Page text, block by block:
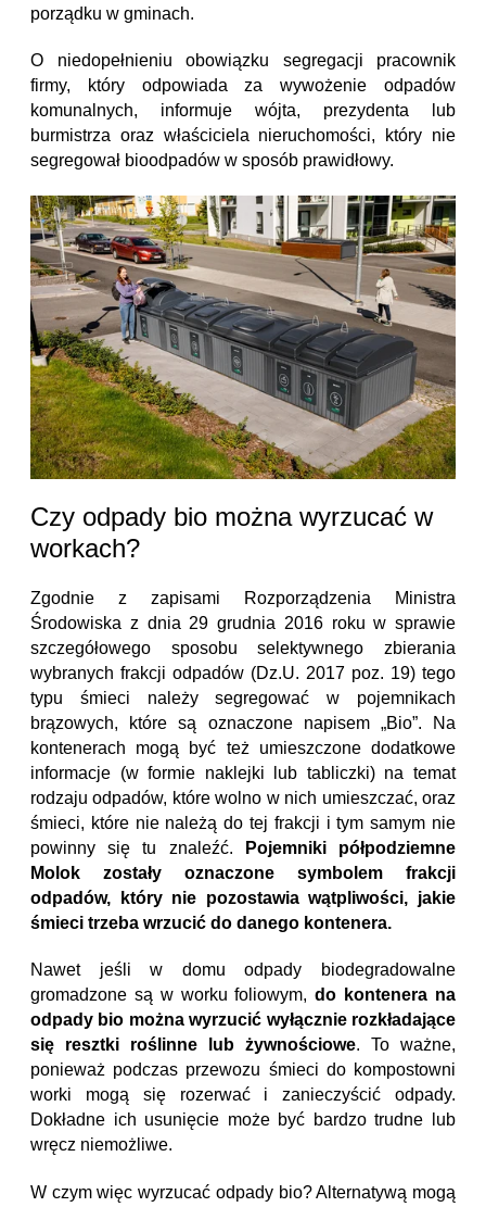
porządku w gminach.
O niedopełnieniu obowiązku segregacji pracownik
firmy, który odpowiada za wywożenie odpadów
komunalnych, informuje wójta, prezydenta lub
burmistrza oraz właściciela nieruchomości, który nie
segregował bioodpadów w sposób prawidłowy.
Czy odpady bio można wyrzucać w
workach?
Zgodnie z zapisami Rozporządzenia Ministra
Środowiska z dnia 29 grudnia 2016 roku w sprawie
szczegółowego sposobu selektywnego zbierania
wybranych frakcji odpadów (Dz.U. 2017 poz. 19) tego
typu śmieci należy segregować w pojemnikach
brązowych, które są oznaczone napisem „Bio”. Na
kontenerach mogą być też umieszczone dodatkowe
informacje (w formie naklejki lub tabliczki) na temat
rodzaju odpadów, które wolno w nich umieszczać, oraz
śmieci, które nie należą do tej frakcji i tym samym nie
powinny się tu znaleźć.
Pojemniki półpodziemne
Molok zostały oznaczone symbolem frakcji
odpadów, który nie pozostawia wątpliwości, jakie
śmieci trzeba wrzucić do danego kontenera.
Nawet jeśli w domu odpady biodegradowalne
gromadzone są w worku foliowym,do kontenera na
odpady bio można wyrzucić wyłącznie rozkładające
się resztki roślinne lub żywnościowe. To ważne,
ponieważ podczas przewozu śmieci do kompostowni
worki mogą się rozerwać i zanieczyścić odpady.
Dokładne ich usunięcie może być bardzo trudne lub
wręcz niemożliwe.
W czym więc wyrzucać odpady bio? Alternatywą mogą